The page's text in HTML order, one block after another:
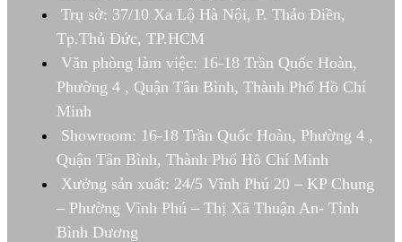
Trụ sở: 37/10 Xa Lộ Hà Nội, P. Thảo Điền,
Tp.Thủ Đức, TP.HCM
Văn phòng làm việc: 16-18 Trần Quốc Hoàn,
Phường 4 , Quận Tân Bình, Thành Phố Hồ Chí
Minh
Showroom: 16-18 Trần Quốc Hoàn, Phường 4 ,
Quận Tân Bình, Thành Phố Hồ Chí Minh
Xưởng sản xuất: 24/5 Vĩnh Phú 20 – KP Chung
– Phường Vĩnh Phú – Thị Xã Thuận An- Tỉnh
Bình Dương